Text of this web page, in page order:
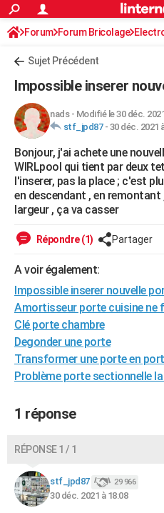
ACTUALITÉS
Politique
Société
Faits Divers
Education
Monde
Villes
+
FINANCE
Retraite
Impôts
Epargne
Immobilier
Risques naturels par ville
Banque
Assurance
Crédit
AUTO
Essais
Réserver un essai
Citadines
Berlines
SUV
Forum auto
+HIGH-TECH
Mobiles
Meilleur smartphone
Internet
Ordinateurs
Jeux vidéo
Guide high-tech
+BRICOLAGE
Forum
Aménagement intérieur
Extérieur
Cuisine
Salle de bains
Jardinage
Rangement
Guides de France
Escapades
Patrimoine
Expositions
Musées
Week-end nature
Art de vivre
Bien-être
Loisirs
Mode
Modes de vie
Alimentation
Guide de la santé
Maladies
Médicaments
Sommeil
VOYAGE
Destinations
City break
Voyage nature
Voyage de noces
Forum
PHOTO
GUIDES D'ACHAT
CARTE DE VOEUX
Carte de Noël
Carte Bonne année
Carte Saint-Valentin
Carte Pâques
Carte d'anniversaire
DICTIONNAIRE
Dictionnaire
Biographies
Citations
Expressions
Proverbes
PROGRAMME TV
Forum Forum Bricolage
Sujet Précédent
Impossible inserer
nads- Modifié le 30 déc.
stf_jpd87- 30 déc. 2021
Bonjour, j'ai achete une
WIRLpool qui tient par deux
l'inserer, pas la place ; c'est
en descendant , en remontant
largeur , ça va casser
Répondre (1) Partager
A voir également:
Impossible inserer nouvelle
Amortisseur porte cuisine ne
Clé porte chambre
Degonder une porte
Transformer une porte en
Problème porte sectionnelle
1 réponse
RÉPONSE 1 / 1
stf_jpd87 29 966
30 déc. 2021 à 18:08